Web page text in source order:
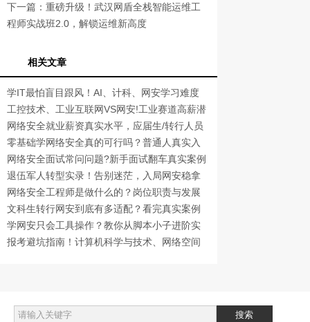
下一篇： 重磅升级！武汉网盾全栈智能运维工
程师实战班2.0，解锁运维新高度
相关文章
学IT最怕盲目跟风！AI、计科、网安学习难度
真实对比
工控技术、工业互联网VS网安!工业赛道高薪潜
力对比
网络安全就业薪资真实水平，应届生/转行人员
薪资差异
零基础学网络安全真的可行吗？普通人真实入
门蜕变经历
网络安全面试常问问题?新手面试翻车真实案例
退伍军人转型实录！告别迷茫，入局网安稳拿
高薪铁饭碗
网络安全工程师是做什么的？岗位职责与发展
前景详解
文科生转行网安到底有多适配？看完真实案例
你就懂了
学网安只会工具操作？教你从脚本小子进阶实
战工程师
报考避坑指南！计算机科学与技术、网络空间